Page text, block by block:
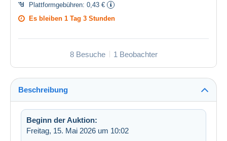
Plattformgebühren: 0,43 €
Es bleiben 1 Tag 3 Stunden
8 Besuche 1 Beobachter
Beschreibung
Beginn der Auktion:
Freitag, 15. Mai 2026 um 10:02